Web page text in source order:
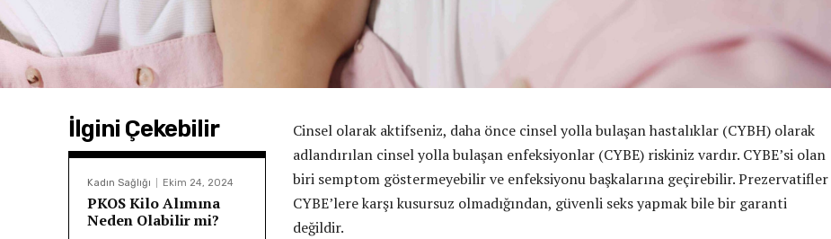
İlgini Çekebilir
Kadın Sağlığı Ekim 24, 2024
PKOS Kilo Alımına
Neden Olabilir mi?
Cinsel olarak aktifseniz, daha önce cinsel yolla bulaşan hastalıklar (CYBH) olarak
adlandırılan cinsel yolla bulaşan enfeksiyonlar (CYBE) riskiniz vardır. CYBE’si olan
biri semptom göstermeyebilir ve enfeksiyonu başkalarına geçirebilir. Prezervatifler
CYBE’lere karşı kusursuz olmadığından, güvenli seks yapmak bile bir garanti
değildir.